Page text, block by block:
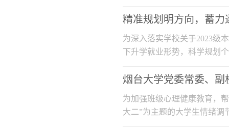
精准规划明方向，蓄
为深入落实学校关于2023级
下升学就业形势，科学规划
烟台大学党委常委、
为加强班级心理健康教育，
大二”为主题的大学生情绪